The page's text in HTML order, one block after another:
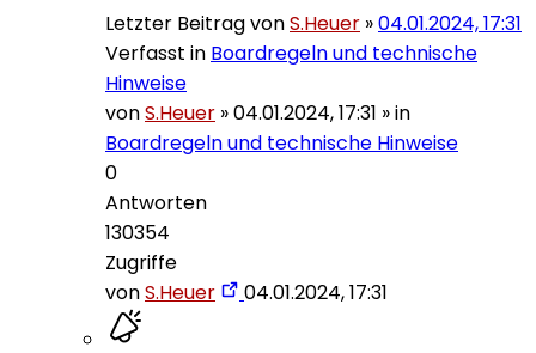
Letzter Beitrag vonS.Heuer »04.01.2024, 17:31
Verfasst in Boardregeln und technische
Hinweise
vonS.Heuer »04.01.2024, 17:31 » in
Boardregeln und technische Hinweise
0
Antworten
130354
Zugriffe
vonS.Heuer 04.01.2024, 17:31